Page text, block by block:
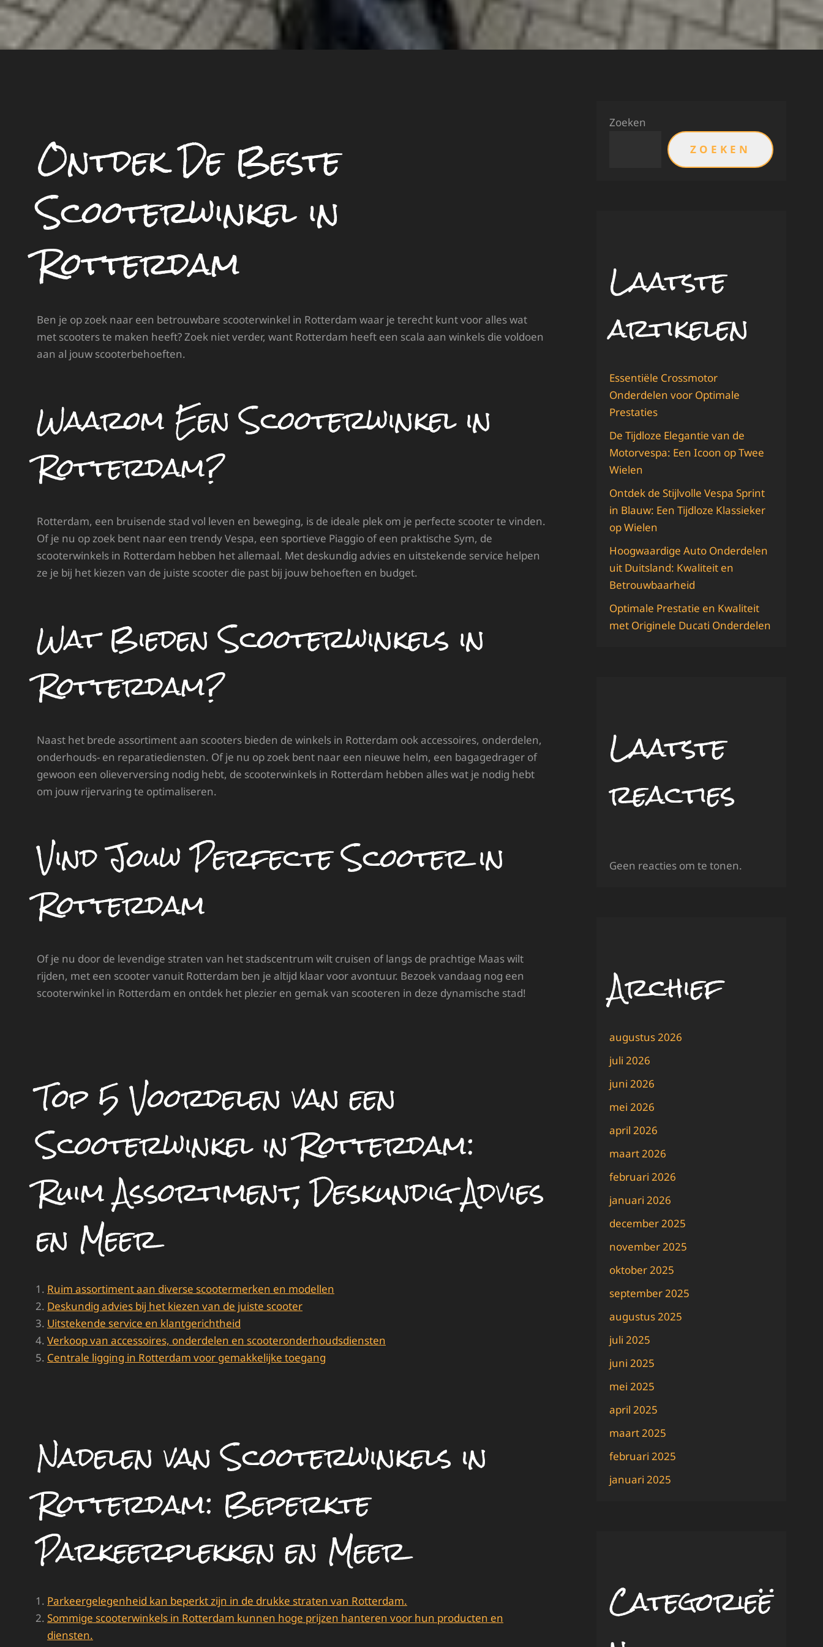
Ontdek De Beste
Scooterwinkel in
Rotterdam
Ben je op zoek naar een betrouwbare scooterwinkel in Rotterdam waar je terecht kunt voor alles wat
met scooters te maken heeft? Zoek niet verder, want Rotterdam heeft een scala aan winkels die voldoen
aan al jouw scooterbehoeften.
Waarom Een Scooterwinkel in
Rotterdam?
Rotterdam, een bruisende stad vol leven en beweging, is de ideale plek om je perfecte scooter te vinden.
Of je nu op zoek bent naar een trendy Vespa, een sportieve Piaggio of een praktische Sym, de
scooterwinkels in Rotterdam hebben het allemaal. Met deskundig advies en uitstekende service helpen
ze je bij het kiezen van de juiste scooter die past bij jouw behoeften en budget.
Wat Bieden Scooterwinkels in
Rotterdam?
Naast het brede assortiment aan scooters bieden de winkels in Rotterdam ook accessoires, onderdelen,
onderhouds- en reparatiediensten. Of je nu op zoek bent naar een nieuwe helm, een bagagedrager of
gewoon een olieverversing nodig hebt, de scooterwinkels in Rotterdam hebben alles wat je nodig hebt
om jouw rijervaring te optimaliseren.
Vind Jouw Perfecte Scooter in
Rotterdam
Of je nu door de levendige straten van het stadscentrum wilt cruisen of langs de prachtige Maas wilt
rijden, met een scooter vanuit Rotterdam ben je altijd klaar voor avontuur. Bezoek vandaag nog een
scooterwinkel in Rotterdam en ontdek het plezier en gemak van scooteren in deze dynamische stad!
Top 5 Voordelen van een
Scooterwinkel in Rotterdam:
Ruim Assortiment, Deskundig Advies
en Meer
Ruim assortiment aan diverse scootermerken en modellen
Deskundig advies bij het kiezen van de juiste scooter
Uitstekende service en klantgerichtheid
Verkoop van accessoires, onderdelen en scooteronderhoudsdiensten
Centrale ligging in Rotterdam voor gemakkelijke toegang
Nadelen van Scooterwinkels in
Rotterdam: Beperkte
Parkeerplekken en Meer
Parkeergelegenheid kan beperkt zijn in de drukke straten van Rotterdam.
Sommige scooterwinkels in Rotterdam kunnen hoge prijzen hanteren voor hun producten en
diensten.
Zoeken
ZOEKEN
Laatste
artikelen
Essentiële Crossmotor
Onderdelen voor Optimale
Prestaties
De Tijdloze Elegantie van de
Motorvespa: Een Icoon op Twee
Wielen
Ontdek de Stijlvolle Vespa Sprint
in Blauw: Een Tijdloze Klassieker
op Wielen
Hoogwaardige Auto Onderdelen
uit Duitsland: Kwaliteit en
Betrouwbaarheid
Optimale Prestatie en Kwaliteit
met Originele Ducati Onderdelen
Laatste
reacties
Geen reacties om te tonen.
Archief
augustus 2026
juli 2026
juni 2026
mei 2026
april 2026
maart 2026
februari 2026
januari 2026
december 2025
november 2025
oktober 2025
september 2025
augustus 2025
juli 2025
juni 2025
mei 2025
april 2025
maart 2025
februari 2025
januari 2025
Categorieë